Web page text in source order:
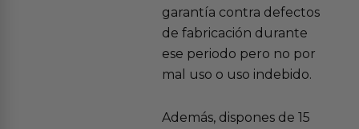
garantía contra defectos
de fabricación durante
ese periodo pero no por
mal uso o uso indebido.
Además, dispones de 15